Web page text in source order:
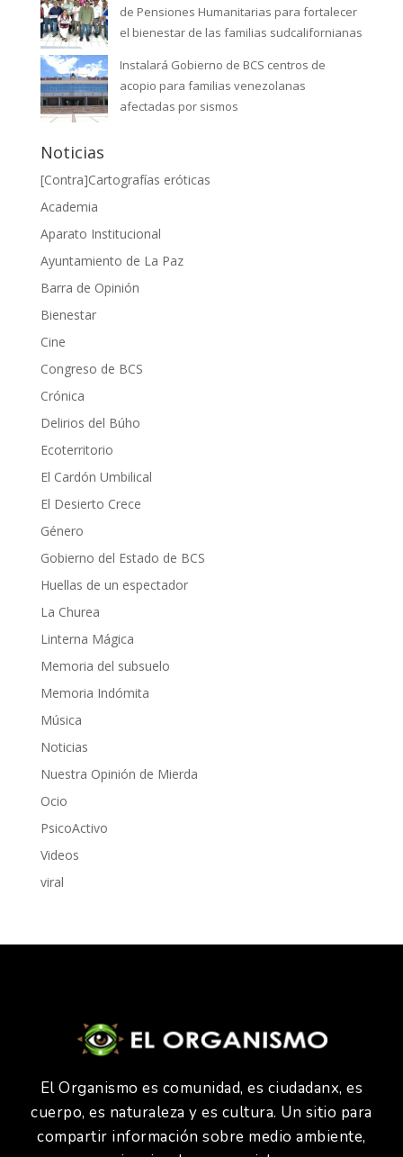
de Pensiones Humanitarias para fortalecer
el bienestar de las familias sudcalifornianas
Instalará Gobierno de BCS centros de
acopio para familias venezolanas
afectadas por sismos
Noticias
[Contra]Cartografías eróticas
Academia
Aparato Institucional
Ayuntamiento de La Paz
Barra de Opinión
Bienestar
Cine
Congreso de BCS
Crónica
Delirios del Búho
Ecoterritorio
El Cardón Umbilical
El Desierto Crece
Género
Gobierno del Estado de BCS
Huellas de un espectador
La Churea
Linterna Mágica
Memoria del subsuelo
Memoria Indómita
Música
Noticias
Nuestra Opinión de Mierda
Ocio
PsicoActivo
Videos
viral
El Organismo es comunidad, es ciudadanx, es
cuerpo, es naturaleza y es cultura. Un sitio para
compartir información sobre medio ambiente,